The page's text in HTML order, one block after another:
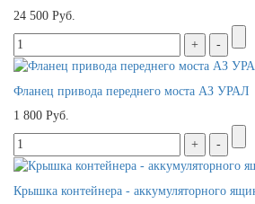
24 500 Руб.
Фланец привода переднего моста АЗ УРАЛ
1 800 Руб.
Крышка контейнера - аккумуляторного